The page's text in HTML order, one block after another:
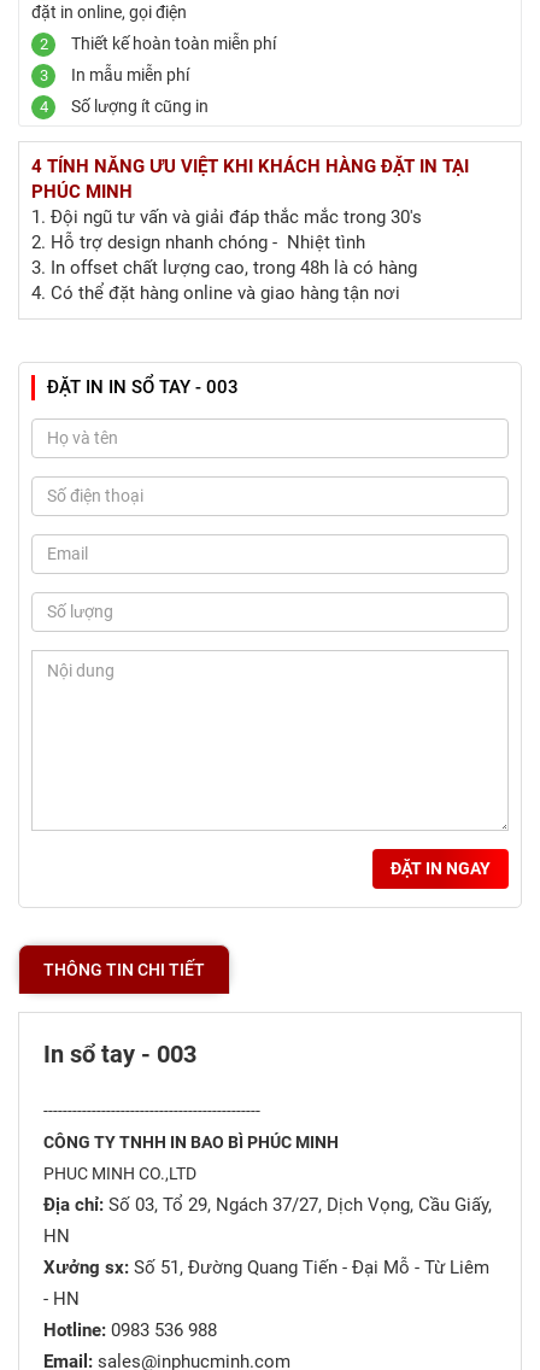
đặt in online, gọi điện
2 Thiết kế hoàn toàn miễn phí
3 In mẫu miễn phí
4 Số lượng ít cũng in
4 TÍNH NĂNG ƯU VIỆT KHI KHÁCH HÀNG ĐẶT IN TẠI
PHÚC MINH
1. Đội ngũ tư vấn và giải đáp thắc mắc trong 30's
2. Hỗ trợ design nhanh chóng - Nhiệt tình
3. In offset chất lượng cao, trong 48h là có hàng
4. Có thể đặt hàng online và giao hàng tận nơi
ĐẶT IN IN SỔ TAY - 003
ĐẶT IN NGAY
THÔNG TIN CHI TIẾT
In sổ tay - 003
---------------------------------------------
CÔNG TY TNHH IN BAO BÌ PHÚC MINH
PHUC MINH CO.,LTD
Địa chỉ: Số 03, Tổ 29, Ngách 37/27, Dịch Vọng, Cầu Giấy,
HN
Xưởng sx: Số 51, Đường Quang Tiến - Đại Mỗ - Từ Liêm
- HN
Hotline: 0983 536 988
Email: sales@inphucminh.com